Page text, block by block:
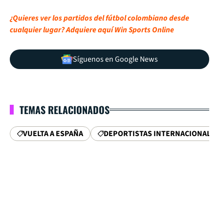
¿Quieres ver los partidos del fútbol colombiano desde
cualquier lugar? Adquiere aquí Win Sports Online
Síguenos en Google News
TEMAS RELACIONADOS
VUELTA A ESPAÑA DEPORTISTAS INTERNACIONALES